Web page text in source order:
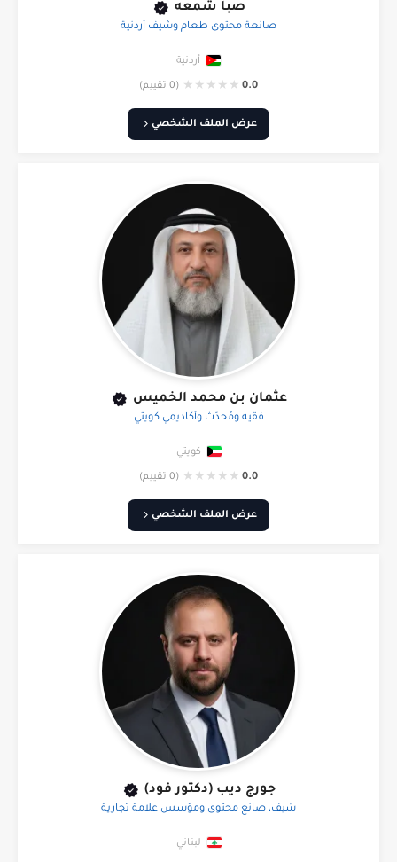
صبا شمعه
صانعة محتوى طعام وشيف أردنية
أردنية
0.0
★
★
★
★
★ (0 تقييم)
عرض الملف الشخصي
عثمان بن محمد الخميس
فقيه ومُحدِّث وأكاديمي كويتي
كويتي
0.0
★
★
★
★
★ (0 تقييم)
عرض الملف الشخصي
جورج ديب (دكتور فود)
شيف، صانع محتوى ومؤسس علامة تجارية
لبناني